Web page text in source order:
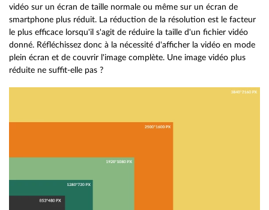
vidéo sur un écran de taille normale ou même sur un écran de
smartphone plus réduit. La réduction de la résolution est le facteur
le plus efficace lorsqu'il s'agit de réduire la taille d'un fichier vidéo
donné. Réfléchissez donc à la nécessité d'afficher la vidéo en mode
plein écran et de couvrir l'image complète. Une image vidéo plus
réduite ne suffit-elle pas ?